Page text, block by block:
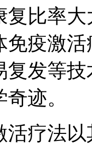
复比率
免疫激
复发等
迹。
活疗法